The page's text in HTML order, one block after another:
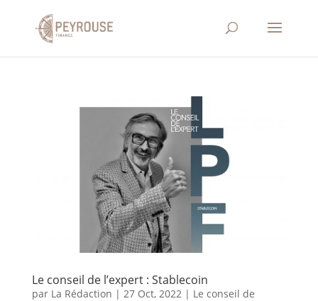
Le conseil de l’expert : Stablecoin
par La Rédaction | 27 Oct, 2022| Le conseil de